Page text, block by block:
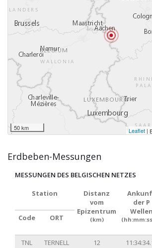
50 km Leaflet |
Erdbeben-Messungen
MESSUNGEN DES BELGISCHEN NETZES
Station
Distanz
vom
Epizentrum
(km)
der P
Wellen
Code ORT
TNL TERNELL 12